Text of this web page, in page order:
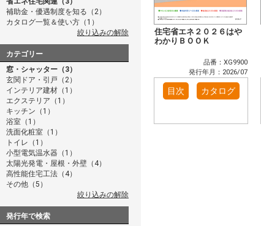
補助金・優遇制度を知る（2）
カタログ一覧＆使い方（1）
絞り込みの解除
カテゴリー
窓・シャッター（3）
玄関ドア・引戸（2）
インテリア建材（1）
エクステリア（1）
キッチン（1）
浴室（1）
洗面化粧室（1）
トイレ（1）
小型電気温水器（1）
太陽光発電・屋根・外壁（4）
高性能住宅工法（4）
その他（5）
絞り込みの解除
発行年で検索
住宅省エネ２０２６はや
わかりＢＯＯＫ
品番：XG9900
発行年月：2026/07
目次 カタログ